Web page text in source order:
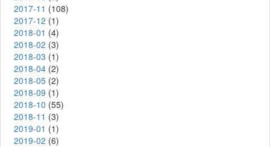
2017-11 (108)
2017-12 (1)
2018-01 (4)
2018-02 (3)
2018-03 (1)
2018-04 (2)
2018-05 (2)
2018-09 (1)
2018-10 (55)
2018-11 (3)
2019-01 (1)
2019-02 (6)